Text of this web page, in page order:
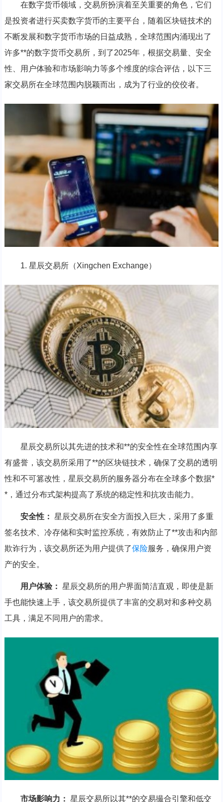
在数字货币领域，交易所扮演着至关重要的角色，它们
是投资者进行买卖数字货币的主要平台，随着区块链技术的
不断发展和数字货币市场的日益成熟，全球范围内涌现出了
许多**的数字货币交易所，到了2025年，根据交易量、安全
性、用户体验和市场影响力等多个维度的综合评估，以下三
家交易所在全球范围内脱颖而出，成为了行业的佼佼者。
1. 星辰交易所（Xingchen Exchange）
星辰交易所以其先进的技术和**的安全性在全球范围内享
有盛誉，该交易所采用了**的区块链技术，确保了交易的透明
性和不可篡改性，星辰交易所的服务器分布在全球多个数据*
*，通过分布式架构提高了系统的稳定性和抗攻击能力。
安全性： 星辰交易所在安全方面投入巨大，采用了多重
签名技术、冷存储和实时监控系统，有效防止了**攻击和内部
欺诈行为，该交易所还为用户提供了保险服务，确保用户资
产的安全。
用户体验： 星辰交易所的用户界面简洁直观，即使是新
手也能快速上手，该交易所提供了丰富的交易对和多种交易
工具，满足不同用户的需求。
市场影响力： 星辰交易所以其**的交易撮合引擎和低交